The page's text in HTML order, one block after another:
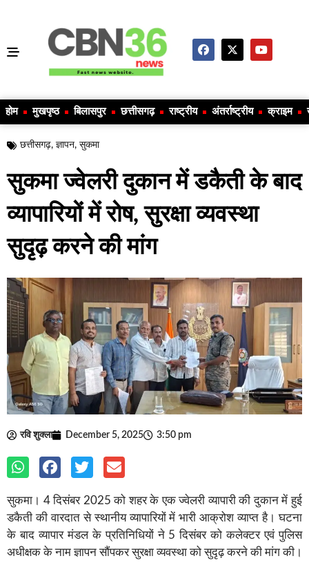
होम मुखपृष्ठ बिलासपुर छत्तीसगढ़ राष्ट्रीय अंतर्राष्ट्रीय क्राइम
छत्तीसगढ़, ज्ञापन, सुकमा
सुकमा ज्वेलरी दुकान में डकैती के बाद
व्यापारियों में रोष, सुरक्षा व्यवस्था
सुदृढ़ करने की मांग
रवि शुक्ला December 5, 2025 3:50 pm
सुकमा। 4 दिसंबर 2025 को शहर के एक ज्वेलरी व्यापारी की दुकान में हुई
डकैती की वारदात से स्थानीय व्यापारियों में भारी आक्रोश व्याप्त है। घटना
के बाद व्यापार मंडल के प्रतिनिधियों ने 5 दिसंबर को कलेक्टर एवं पुलिस
अधीक्षक के नाम ज्ञापन सौंपकर सुरक्षा व्यवस्था को सुदृढ़ करने की मांग की।